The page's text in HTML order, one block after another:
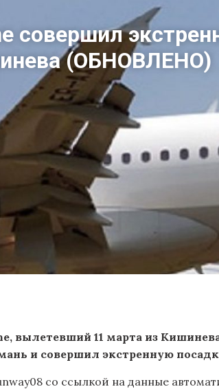
совершил
(ОБНОВЛЕНО)
вылетевший 11 марта из
и совершил экстренную
со ссылкой на данные